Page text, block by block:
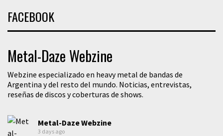
FACEBOOK
Metal-Daze Webzine
Webzine especializado en heavy metal de bandas de
Argentina y del resto del mundo. Noticias, entrevistas,
reseñas de discos y coberturas de shows.
Metal-Daze Webzine
3 days ago